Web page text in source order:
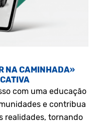
NA CAMINHADA»
com uma educação
e contribua
realidades, tornando